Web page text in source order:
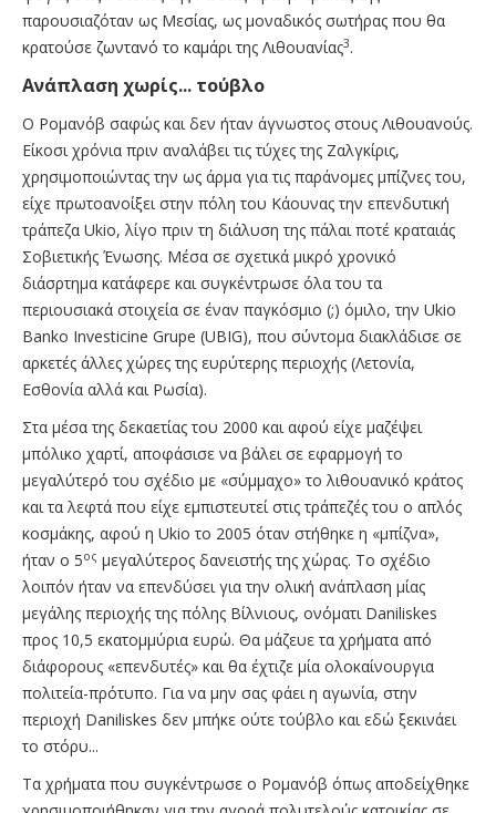
παρουσιαζόταν ως Μεσίας, ως μοναδικός σωτήρας που θα
κρατούσε ζωντανό το καμάρι της Λιθουανίας3.
Ανάπλαση χωρίς... τούβλο
Ο Ρομανόβ σαφώς και δεν ήταν άγνωστος στους Λιθουανούς.
Είκοσι χρόνια πριν αναλάβει τις τύχες της Ζαλγκίρις,
χρησιμοποιώντας την ως άρμα για τις παράνομες μπίζνες του,
είχε πρωτοανοίξει στην πόλη του Κάουνας την επενδυτική
τράπεζα Ukio, λίγο πριν τη διάλυση της πάλαι ποτέ κραταιάς
Σοβιετικής Ένωσης. Μέσα σε σχετικά μικρό χρονικό
διάσρτημα κατάφερε και συγκέντρωσε όλα του τα
περιουσιακά στοιχεία σε έναν παγκόσμιο (;) όμιλο, την Ukio
Banko Investicine Grupe (UBIG), που σύντομα διακλάδισε σε
αρκετές άλλες χώρες της ευρύτερης περιοχής (Λετονία,
Εσθονία αλλά και Ρωσία).
Στα μέσα της δεκαετίας του 2000 και αφού είχε μαζέψει
μπόλικο χαρτί, αποφάσισε να βάλει σε εφαρμογή το
μεγαλύτερό του σχέδιο με «σύμμαχο» το λιθουανικό κράτος
και τα λεφτά που είχε εμπιστευτεί στις τράπεζές του ο απλός
κοσμάκης, αφού η Ukio το 2005 όταν στήθηκε η «μπίζνα»,
ήταν ο 5ος μεγαλύτερος δανειστής της χώρας. Το σχέδιο
λοιπόν ήταν να επενδύσει για την ολική ανάπλαση μίας
μεγάλης περιοχής της πόλης Βίλνιους, ονόματι Daniliskes
προς 10,5 εκατομμύρια ευρώ. Θα μάζευε τα χρήματα από
διάφορους «επενδυτές» και θα έχτιζε μία ολοκαίνουργια
πολιτεία-πρότυπο. Για να μην σας φάει η αγωνία, στην
περιοχή Daniliskes δεν μπήκε ούτε τούβλο και εδώ ξεκινάει
το στόρυ...
Τα χρήματα που συγκέντρωσε ο Ρομανόβ όπως αποδείχθηκε